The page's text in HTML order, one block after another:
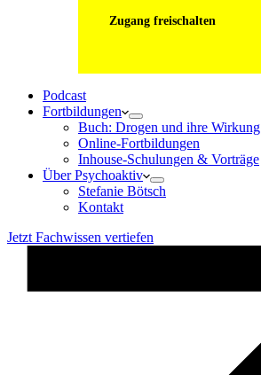
Zugang freischalten
Podcast
Fortbildungen
Buch: Drogen und ihre Wirkung
Online-Fortbildungen
Inhouse-Schulungen & Vorträge
Über Psychoaktiv
Stefanie Bötsch
Kontakt
Jetzt Fachwissen vertiefen